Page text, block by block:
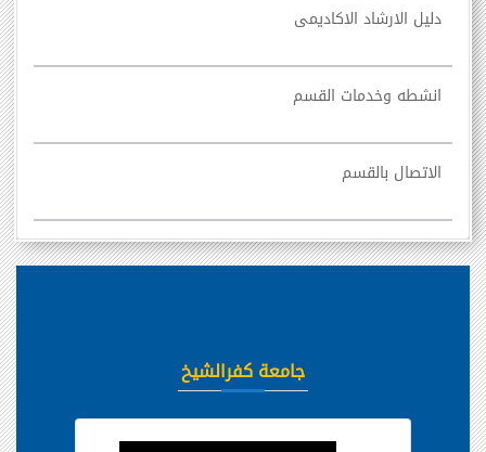
دليل الارشاد الاكاديمى
انشطه وخدمات القسم
الاتصال بالقسم
جامعة كفرالشيخ